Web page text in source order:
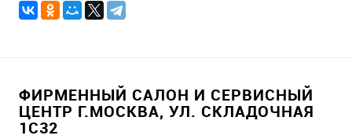
ФИРМЕННЫЙ САЛОН И СЕРВИСНЫЙ
ЦЕНТР Г.МОСКВА, УЛ. СКЛАДОЧНАЯ
1С32